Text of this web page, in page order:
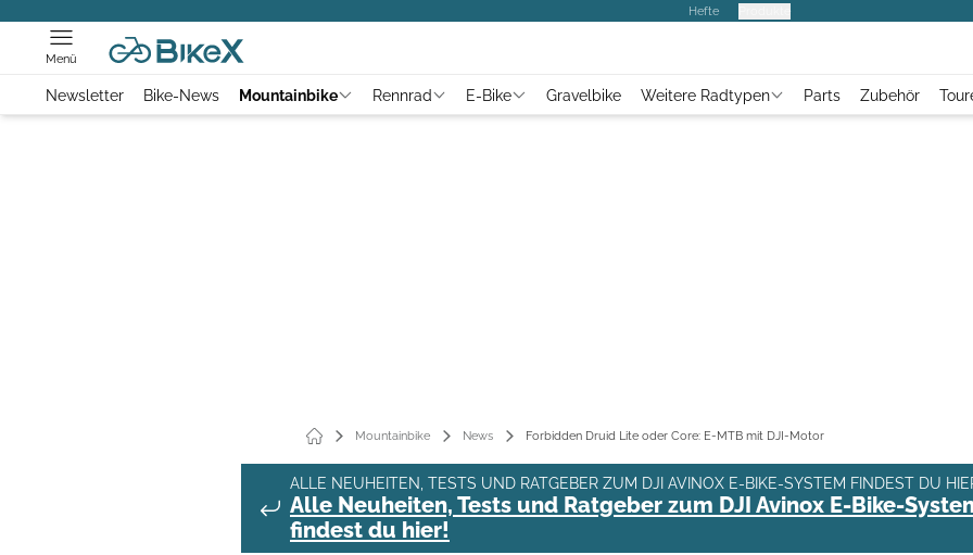
Hefte
Menü
Newsletter Bike-News Mountainbike Rennrad E-Bike Gravelbike Weitere Radtypen Parts Zubehör
Mountainbike News Forbidden Druid Lite oder Core: E-MTB mit DJI-Motor
ALLE NEUHEITEN, TESTS UND RATGEBER ZUM DJI AVINOX E-BIKE-SYSTEM FINDEST DU
Alle Neuheiten, Tests und Ratgeber zum DJI Avinox E-Bike-
findest du hier!